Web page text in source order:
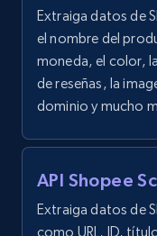
Extraiga datos de
el nombre del
moneda, el color,
de reseñas, la
dominio y mucho
API Shopee
Extraiga datos de
como URL, ID,